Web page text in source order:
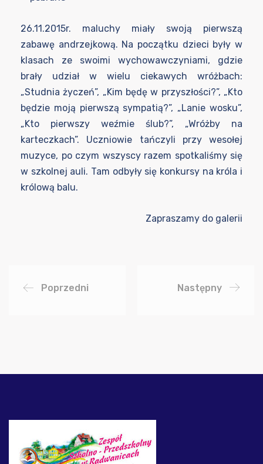
26.11.2015r. maluchy miały swoją pierwszą
zabawę andrzejkową. Na początku dzieci były w
klasach ze swoimi wychowawczyniami, gdzie
brały udział w wielu ciekawych wróżbach:
„Studnia życzeń”, „Kim będę w przyszłości?”, „Kto
będzie moją pierwszą sympatią?”, „Lanie wosku”,
„Kto pierwszy weźmie ślub?”, „Wróżby na
karteczkach”. Uczniowie tańczyli przy wesołej
muzyce, po czym wszyscy razem spotkaliśmy się
w szkolnej auli. Tam odbyły się konkursy na króla i
królową balu.
Zapraszamy do galerii
Poprzedni Następny